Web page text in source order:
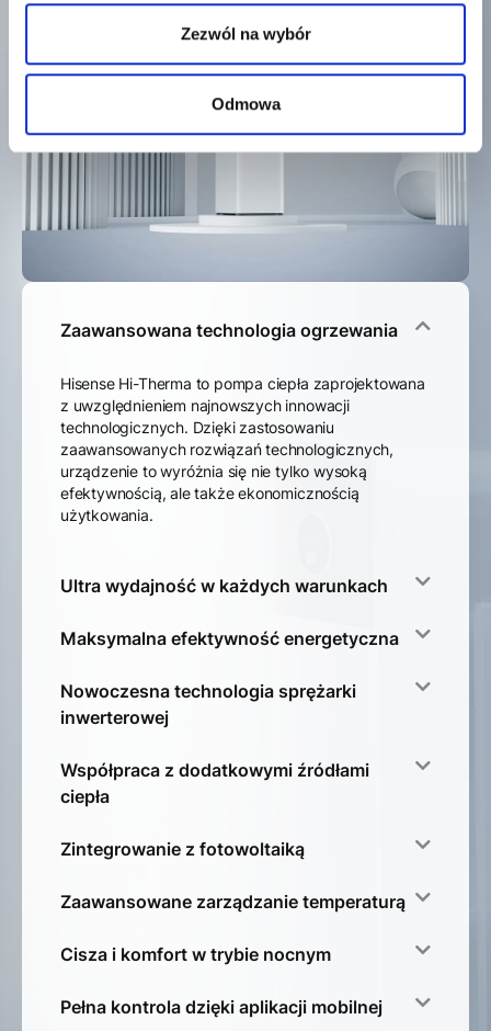
Zezwól na wybór
Odmowa
Zaawansowana technologia ogrzewania
Hisense Hi-Therma to pompa ciepła zaprojektowana
z uwzględnieniem najnowszych innowacji
technologicznych. Dzięki zastosowaniu
zaawansowanych rozwiązań technologicznych,
urządzenie to wyróżnia się nie tylko wysoką
efektywnością, ale także ekonomicznością
użytkowania.
Ultra wydajność w każdych warunkach
Maksymalna efektywność energetyczna
Nowoczesna technologia sprężarki
inwerterowej
Współpraca z dodatkowymi źródłami
ciepła
Zintegrowanie z fotowoltaiką
Zaawansowane zarządzanie temperaturą
Cisza i komfort w trybie nocnym
Pełna kontrola dzięki aplikacji mobilnej